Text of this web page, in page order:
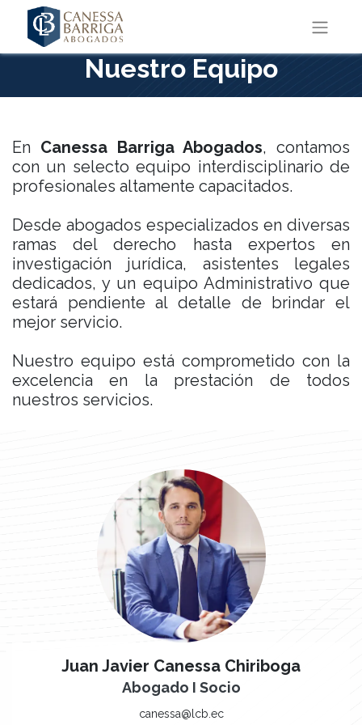
Nuestro Equipo
En Canessa Barriga Abogados, contamos
con un selecto equipo interdisciplinario de
profesionales altamente capacitados.
Desde abogados especializados en diversas
ramas del derecho hasta expertos en
investigación jurídica, asistentes legales
dedicados, y un equipo Administrativo que
estará pendiente al detalle de brindar el
mejor servicio.
Nuestro equipo está comprometido con la
excelencia en la prestación de todos
nuestros servicios.
Juan Javier Canessa Chiriboga
Abogado I Socio
canessa@lcb.ec